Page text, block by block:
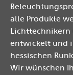
alle Produkte
Lichttechnikern
entwickelt und
hessischen
Wir wünschen